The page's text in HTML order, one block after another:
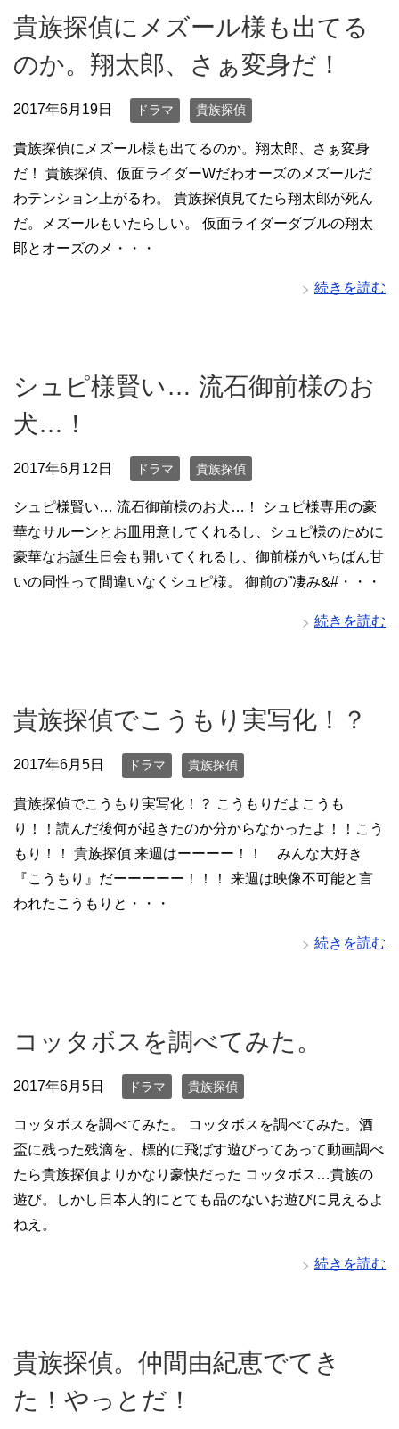
貴族探偵にメズール様も出てる
のか。翔太郎、さぁ変身だ！
2017年6月19日 ドラマ 貴族探偵
貴族探偵にメズール様も出てるのか。翔太郎、さぁ変身
だ！ 貴族探偵、仮面ライダーWだわオーズのメズールだ
わテンション上がるわ。 貴族探偵見てたら翔太郎が死ん
だ。メズールもいたらしい。 仮面ライダーダブルの翔太
郎とオーズのメ・・・
続きを読む
シュピ様賢い… 流石御前様のお
犬…！
2017年6月12日 ドラマ 貴族探偵
シュピ様賢い… 流石御前様のお犬…！ シュピ様専用の豪
華なサルーンとお皿用意してくれるし、シュピ様のために
豪華なお誕生日会も開いてくれるし、御前様がいちばん甘
いの同性って間違いなくシュピ様。 御前の”凄み&#・・・
続きを読む
貴族探偵でこうもり実写化！？
2017年6月5日 ドラマ 貴族探偵
貴族探偵でこうもり実写化！？ こうもりだよこうも
り！！読んだ後何が起きたのか分からなかったよ！！こう
もり！！ 貴族探偵 来週はーーーー！！ みんな大好き
『こうもり』だーーーーー！！！ 来週は映像不可能と言
われたこうもりと・・・
続きを読む
コッタボスを調べてみた。
2017年6月5日 ドラマ 貴族探偵
コッタボスを調べてみた。 コッタボスを調べてみた。酒
盃に残った残滴を、標的に飛ばす遊びってあって動画調べ
たら貴族探偵よりかなり豪快だった コッタボス…貴族の
遊び。しかし日本人的にとても品のないお遊びに見えるよ
ねえ。
続きを読む
貴族探偵。仲間由紀恵でてき
た！やっとだ！